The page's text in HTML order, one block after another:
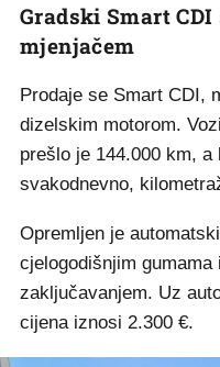
Gradski Smart
mjenjačem
Prodaje se Smart CDI,
dizelskim motorom.
prešlo je 144.000 km,
svakodnevno,
Opremljen je
cjelogodišnjim
zaključavanjem. Uz
cijena iznosi 2.300 €.